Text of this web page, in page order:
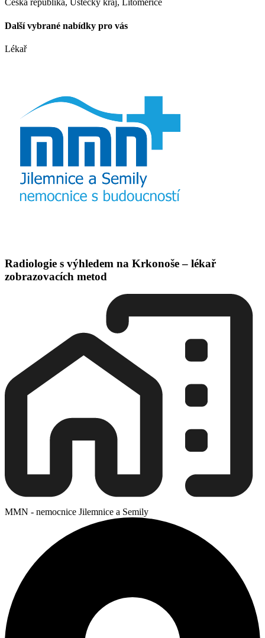
Česká republika, Ústecký kraj, Litoměřice
Další vybrané nabídky pro vás
Lékař
Radiologie s výhledem na Krkonoše – lékař
zobrazovacích metod
MMN - nemocnice Jilemnice a Semily